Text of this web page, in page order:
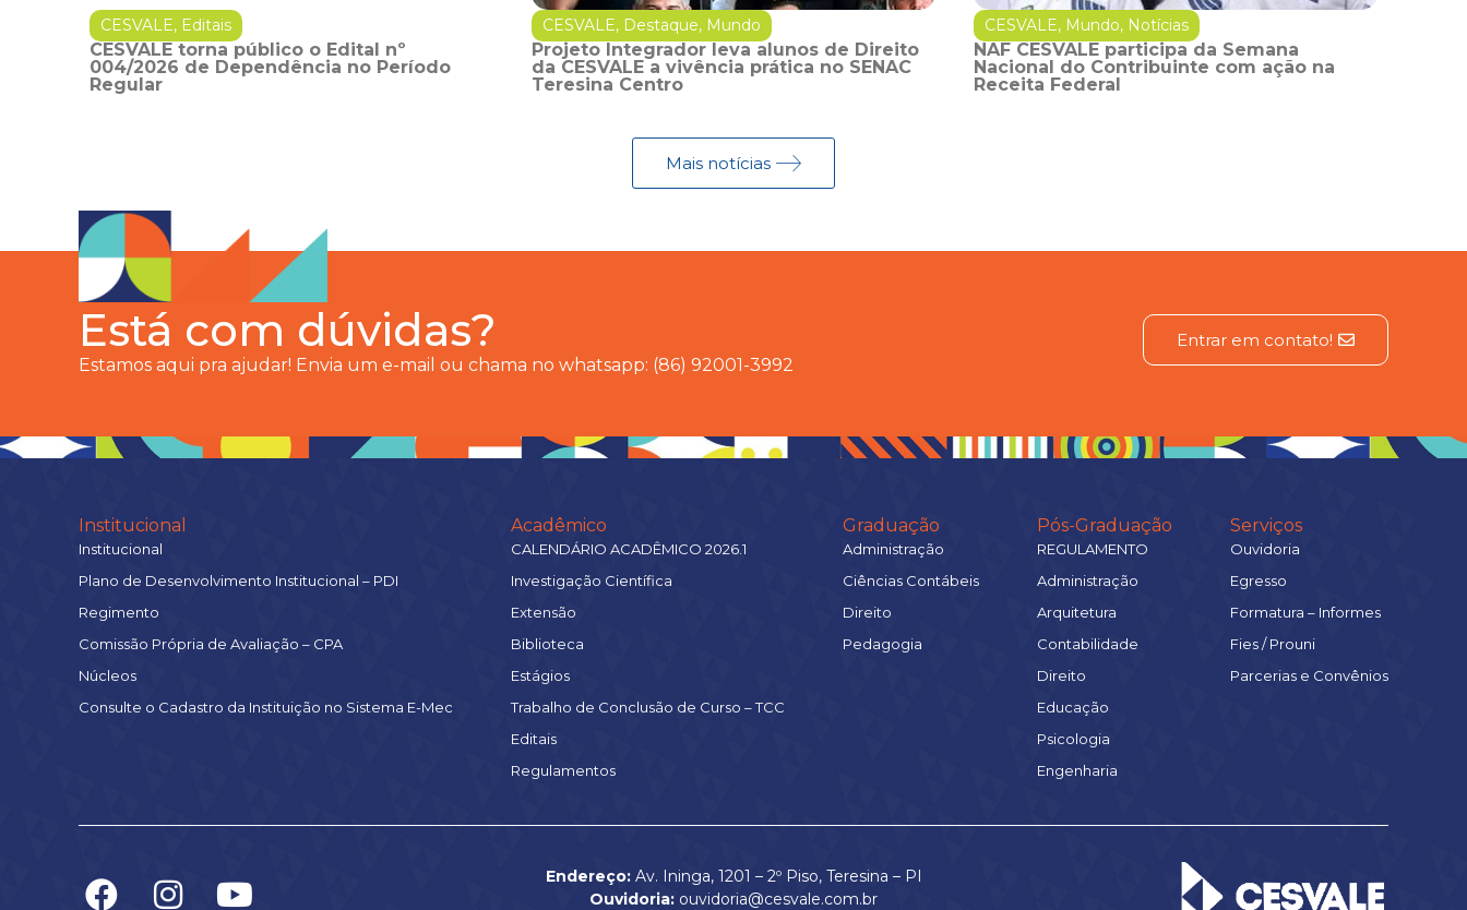
CESVALE, Editais
CESVALE torna público o Edital nº
004/2026 de Dependência no Período
Regular
CESVALE, Destaque, Mundo
Projeto Integrador leva alunos de Direito
da CESVALE a vivência prática no SENAC
Teresina Centro
CESVALE, Mundo, Notícias
NAF CESVALE participa da Semana
Nacional do Contribuinte com ação na
Receita Federal
Mais notícias
Está com dúvidas?
Estamos aqui pra ajudar! Envia um e-mail ou chama no whatsapp: (86) 92001-3992
Entrar em contato!
Institucional
Institucional
Plano de Desenvolvimento Institucional – PDI
Regimento
Comissão Própria de Avaliação – CPA
Núcleos
Consulte o Cadastro da Instituição no Sistema E-Mec
Acadêmico
CALENDÁRIO ACADÊMICO 2026.1
Investigação Científica
Extensão
Biblioteca
Estágios
Trabalho de Conclusão de Curso – TCC
Editais
Regulamentos
Graduação
Administração
Ciências Contábeis
Direito
Pedagogia
Pós-Graduação
REGULAMENTO
Administração
Arquitetura
Contabilidade
Direito
Educação
Psicologia
Engenharia
Serviços
Ouvidoria
Egresso
Formatura – Informes
Fies / Prouni
Parcerias e Convênios
Endereço:Av. Ininga, 1201 – 2º Piso, Teresina – PI
Ouvidoria: ouvidoria@cesvale.com.br